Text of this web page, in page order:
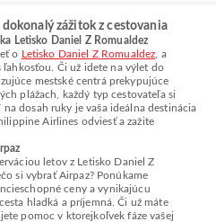
zážitok z cestovania
Letisko Daniel Z Romualdez
o Letisko Daniel Z Romualdez , a
Či už idete na výlet do
mestské centrá prekypujúce
plážach, každý typ cestovateľa si
dosah ruky je vaša ideálna destinácia
Airlines odviesť a zažite
letov z Letisko Daniel Z
si vybrať Airpaz? Ponúkame
ceny a vynikajúcu
hladká a príjemná. Či už máte
pomoc v ktorejkoľvek fáze vašej